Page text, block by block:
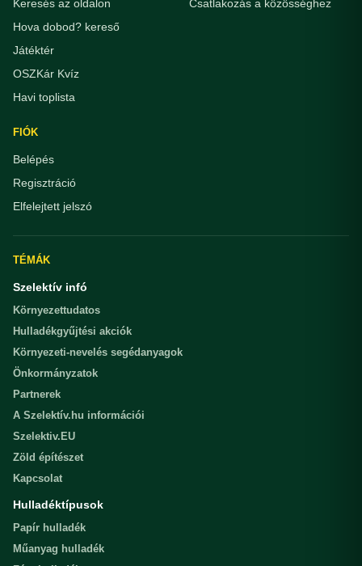
Keresés az oldalon
Hova dobod? kereső
Játéktér
OSZKár Kvíz
Havi toplista
Csatlakozás a közösséghez
FIÓK
Belépés
Regisztráció
Elfelejtett jelszó
TÉMÁK
Szelektív infó
Környezettudatos
Hulladékgyűjtési akciók
Környezeti-nevelés segédanyagok
Önkormányzatok
Partnerek
A Szelektív.hu információi
Szelektiv.EU
Zöld építészet
Kapcsolat
Hulladéktípusok
Papír hulladék
Műanyag hulladék